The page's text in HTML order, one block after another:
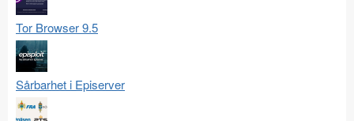
Tor Browser 9.5
Sårbarhet i Episerver